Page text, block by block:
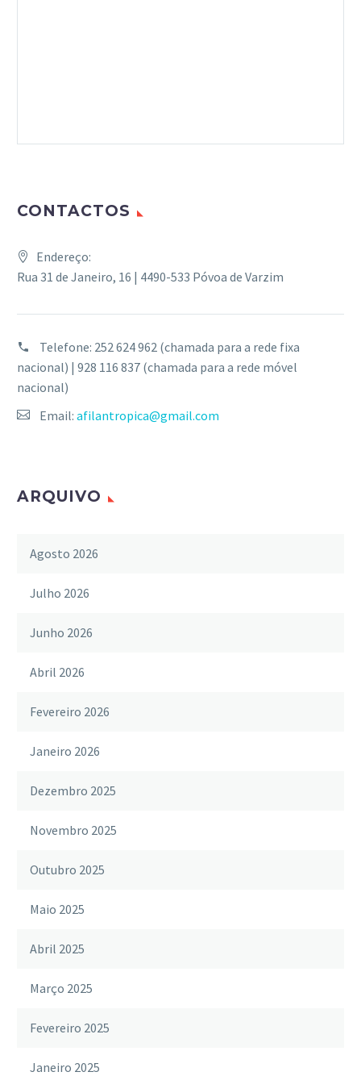
CONTACTOS
Endereço:
Rua 31 de Janeiro, 16 | 4490-533 Póvoa de Varzim
Telefone: 252 624 962 (chamada para a rede fixa
nacional) | 928 116 837 (chamada para a rede móvel
nacional)
Email: afilantropica@gmail.com
ARQUIVO
Agosto 2026
Julho 2026
Junho 2026
Abril 2026
Fevereiro 2026
Janeiro 2026
Dezembro 2025
Novembro 2025
Outubro 2025
Maio 2025
Abril 2025
Março 2025
Fevereiro 2025
Janeiro 2025